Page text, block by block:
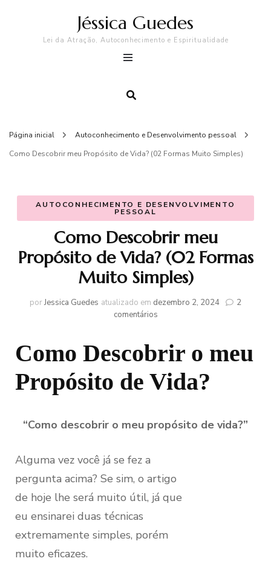
Jéssica Guedes
Lei da Atração, Autoconhecimento e Espiritualidade
Página inicial
Autoconhecimento e Desenvolvimento pessoal
Como Descobrir meu Propósito de Vida? (02 Formas Muito Simples)
AUTOCONHECIMENTO E DESENVOLVIMENTO
PESSOAL
Como Descobrir meu
Propósito de Vida? (02 Formas
Muito Simples)
porJessica Guedes atualizado em dezembro 2, 2024
2
comentáriosem
meu
Propósito
de
Vida?
Muito
Como Descobrir o meu
Propósito de Vida?
“Como descobrir o meu propósito de vida?”
Alguma vez você já se fez a
pergunta acima? Se sim, o artigo
de hoje lhe será muito útil, já que
eu ensinarei duas técnicas
extremamente simples, porém
muito eficazes.